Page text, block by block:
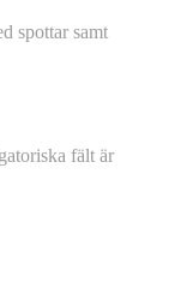
spottar samt
fält är